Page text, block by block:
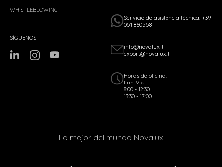
WHISTLEBLOWING
Servicio de asistencia técnica: +39
051 860558
info@novalux.it
export@novalux.it
Horas de oficina:
Lun-Vie
8:00 - 12:30
13:30 - 17:00
SÍGUENOS
Lo mejor del mundo Novalux